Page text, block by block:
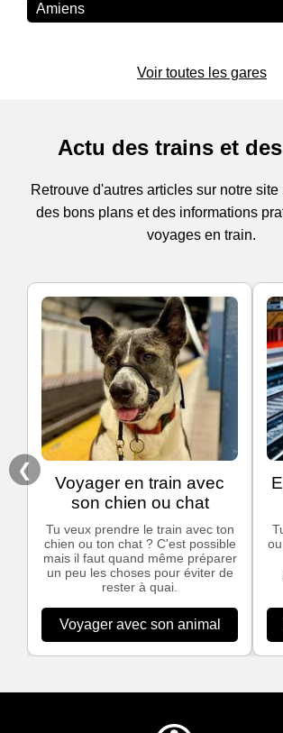
Amiens
Voir toutes les gares
Actu des trains et
Retrouve d'autres articles sur notre
des bons plans et des informations
voyages en train.
❮
Voyager en train avec
son chien ou chat
Tu veux prendre le train avec ton
chien ou ton chat ? C'est possible
mais il faut quand même préparer
un peu les choses pour éviter de
rester à quai.
Voyager avec son animal